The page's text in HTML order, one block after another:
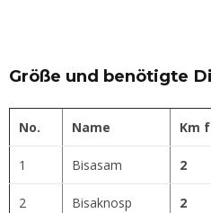
Größe und benötigte
No. Name Km
1 Bisasam 2
2 Bisaknosp 2